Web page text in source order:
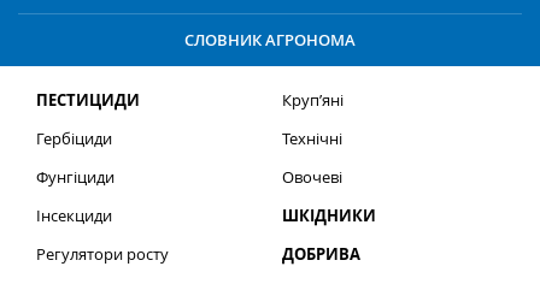
СЛОВНИК АГРОНОМА
ПЕСТИЦИДИ
Гербіциди
Фунгіциди
Інсекциди
Регулятори росту
Круп’яні
Технічні
Овочеві
ШКІДНИКИ
ДОБРИВА